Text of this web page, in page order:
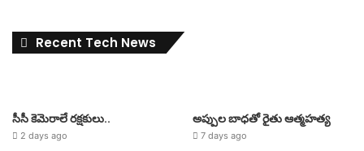
Recent Tech News
సీసీ కెమెరాలే రక్షకులు..
2 days ago
అప్పుల బాధతో రైతు ఆత్మహత్య
7 days ago